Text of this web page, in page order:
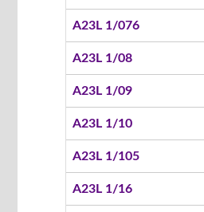
A23L 1/076
A23L 1/08
A23L 1/09
A23L 1/10
A23L 1/105
A23L 1/16